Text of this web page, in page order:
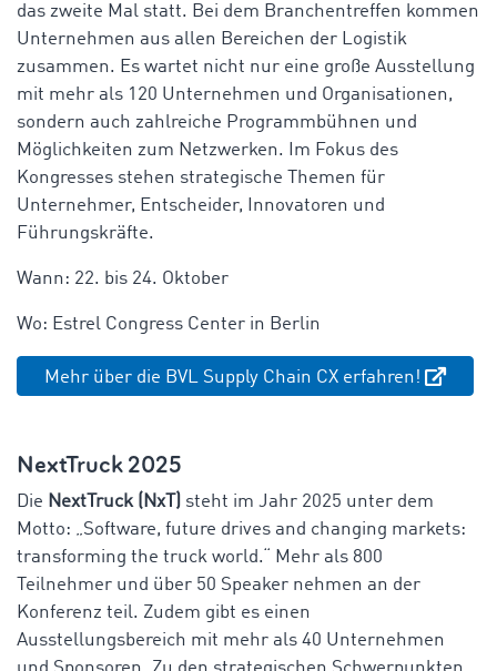
das zweite Mal statt. Bei dem Branchentreffen kommen
Unternehmen aus allen Bereichen der Logistik
zusammen. Es wartet nicht nur eine große Ausstellung
mit mehr als 120 Unternehmen und Organisationen,
sondern auch zahlreiche Programmbühnen und
Möglichkeiten zum Netzwerken. Im Fokus des
Kongresses stehen strategische Themen für
Unternehmer, Entscheider, Innovatoren und
Führungskräfte.
Wann: 22. bis 24. Oktober
Wo: Estrel Congress Center in Berlin
Mehr über die BVL Supply Chain CX erfahren!
NextTruck 2025
Die NextTruck (NxT) steht im Jahr 2025 unter dem
Motto: „Software, future drives and changing markets:
transforming the truck world.“ Mehr als 800
Teilnehmer und über 50 Speaker nehmen an der
Konferenz teil. Zudem gibt es einen
Ausstellungsbereich mit mehr als 40 Unternehmen